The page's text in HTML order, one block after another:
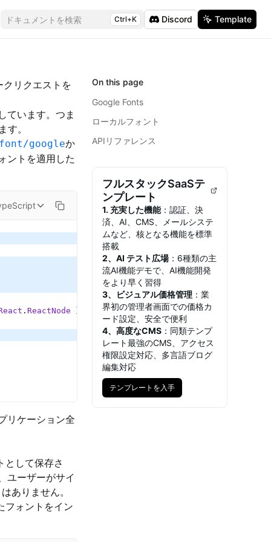
ドキュメントを検索 Ctrl+K Discord Template
リクエストを
ています。つま
。
googleか
ントを適用した
. ReactNode
リケーション全
として保存さ
ユーザーがサイ
ありません。
フォントをイン
On this page
Google Fonts
ローカルフォント
APIリファレンス
フルスタックSaaSテ
ンプレート
1. 充実した機能：認証、決
済、AI、CMS、メールシステ
ムなど、核となる機能を標準
搭載
2、AI テスト広場：6種類の主
流AI機能デモで、AI機能開発
をより早く習得
3、ビジュアル価格管理 ：業
界初の管理者画面での価格カ
ード設定、安全で便利
4、高度なCMS ：同類テンプ
レート最強のCMS、アクセス
権限設定対応、多言語ブログ
編集対応
テンプレートを入手テンプレートを入手